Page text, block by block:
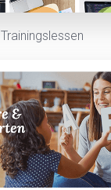
Trainingslessen